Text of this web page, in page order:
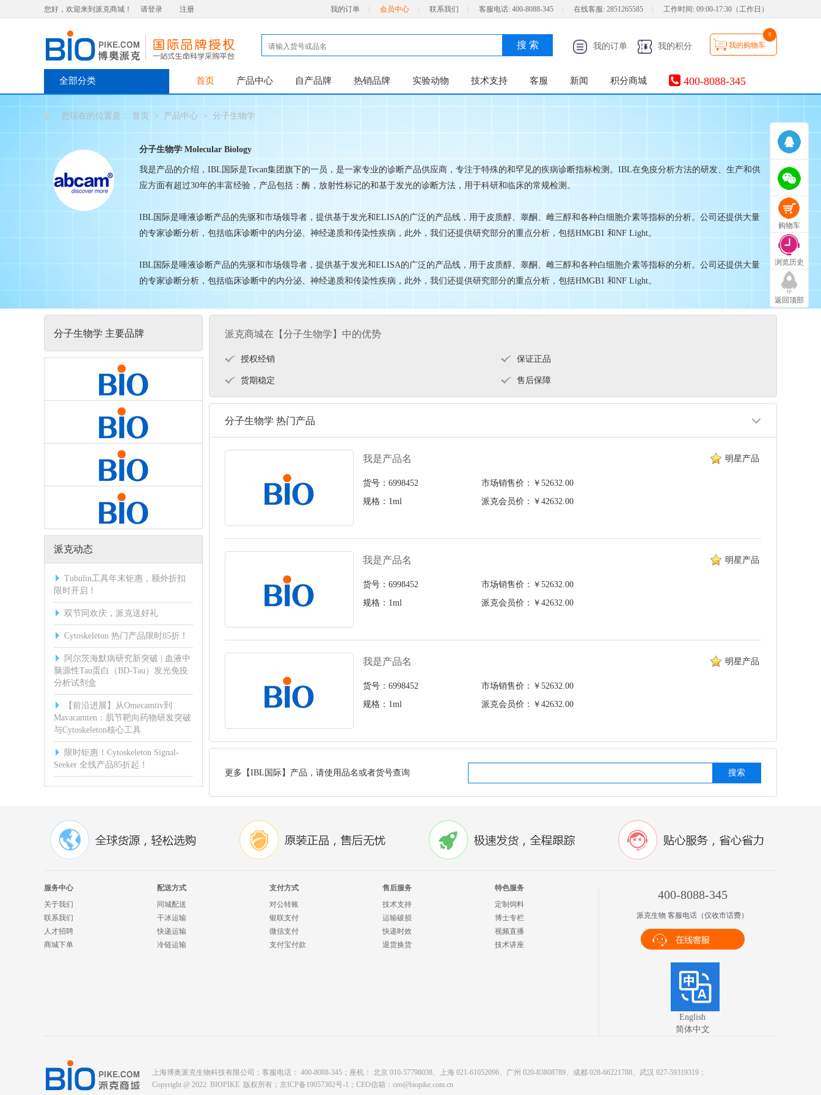
您好，欢迎来到派克商城！ 请登录 注册 我的订单 会员中心 联系我们 客服电话: 400-8088-345 在线客服: 2851265585 工作时间: 09:00-17:30（工作日）
搜 索 我的订单 我的积分 我的购物车
0
全部分类 首页 产品中心 自产品牌 热销品牌 实验动物 技术支持 客服 新闻 积分商城 400-8088-345
您现在的位置是： 首页 > 产品中心 > 分子生物学
分子生物学 Molecular Biology
我是产品的介绍，IBL国际是Tecan集团旗下的一员，是一家专业的诊断产品供应商，专注于特殊的和罕见的疾病诊断指标检测。IBL在免疫分析方法的研发、生产和供
应方面有超过30年的丰富经验，产品包括：酶，放射性标记的和基于发光的诊断方法，用于科研和临床的常规检测。
IBL国际是唾液诊断产品的先驱和市场领导者，提供基于发光和ELISA的广泛的产品线，用于皮质醇、睾酮、雌三醇和各种白细胞介素等指标的分析。公司还提供大量
的专家诊断分析，包括临床诊断中的内分泌、神经递质和传染性疾病，此外，我们还提供研究部分的重点分析，包括HMGB1 和NF Light。
IBL国际是唾液诊断产品的先驱和市场领导者，提供基于发光和ELISA的广泛的产品线，用于皮质醇、睾酮、雌三醇和各种白细胞介素等指标的分析。公司还提供大量
的专家诊断分析，包括临床诊断中的内分泌、神经递质和传染性疾病，此外，我们还提供研究部分的重点分析，包括HMGB1 和NF Light。
分子生物学 主要品牌
派克动态
Tubulin工具年末钜惠，额外折扣
限时开启！
双节同欢庆，派克送好礼
Cytoskeleton 热门产品限时85折！
阿尔茨海默病研究新突破 | 血液中
脑源性Tau蛋白（BD-Tau）发光免疫
分析试剂盒
【前沿进展】从Omecamtiv到
Mavacamten：肌节靶向药物研发突破
与Cytoskeleton核心工具
限时钜惠！Cytoskeleton Signal-
Seeker 全线产品85折起！
派克商城在【分子生物学】中的优势
授权经销 保证正品
货期稳定 售后保障
分子生物学 热门产品
我是产品名 明星产品
货号：6998452
市场销售价：￥52632.00
规格：1ml
派克会员价：￥42632.00
我是产品名 明星产品
货号：6998452
市场销售价：￥52632.00
规格：1ml
派克会员价：￥42632.00
我是产品名 明星产品
货号：6998452
市场销售价：￥52632.00
规格：1ml
派克会员价：￥42632.00
更多【IBL国际】产品，请使用品名或者货号查询 搜索
服务中心
关于我们
联系我们
人才招聘
商城下单
配送方式
同城配送
干冰运输
快递运输
冷链运输
支付方式
对公转账
银联支付
微信支付
支付宝付款
售后服务
技术支持
运输破损
快递时效
退货换货
特色服务
定制饲料
博士专栏
视频直播
技术讲座
400-8088-345
派克生物 客服电话（仅收市话费）
English
简体中文
上海博奥派克生物科技有限公司；客服电话： 400-8088-345；座机： 北京 010-57798038、上海 021-61052096、广州 020-83808789、成都 028-66221788、武汉 027-59319319；
Copyright @ 2022 BIOPIKE 版权所有； 京ICP备19057302号-1 ；CEO信箱： ceo@biopike.com.cn
购物车
浏览历史
返回顶部